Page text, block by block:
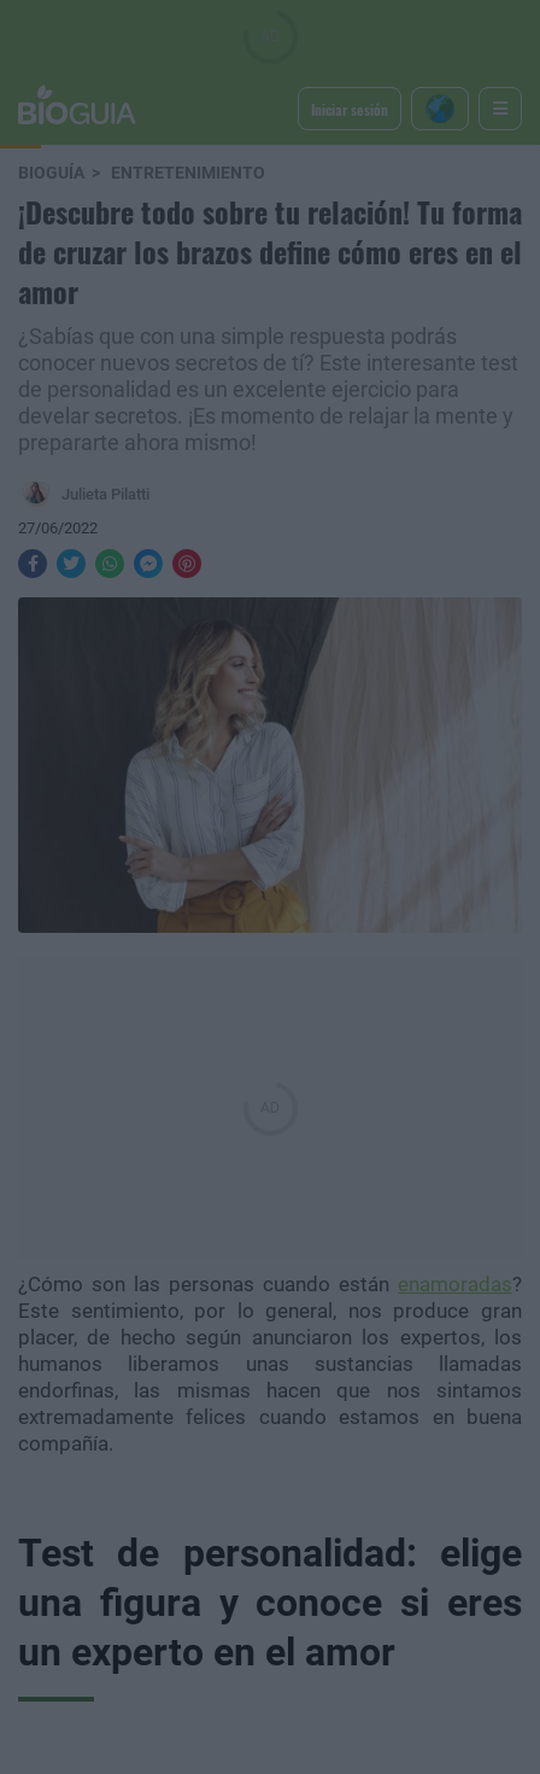
Iniciar sesión
BIOGUÍA ENTRETENIMIENTO
¡Descubre todo sobre tu relación! Tu forma
de cruzar los brazos define cómo eres en el
amor
¿Sabías que con una simple respuesta podrás
conocer nuevos secretos de tí? Este interesante test
de personalidad es un excelente ejercicio para
develar secretos. ¡Es momento de relajar la mente y
prepararte ahora mismo!
Julieta Pilatti
27/06/2022
¿Cómo son las personas cuando están enamoradas?
Este sentimiento, por lo general, nos produce gran
placer, de hecho según anunciaron los expertos, los
humanos liberamos unas sustancias llamadas
endorfinas, las mismas hacen que nos sintamos
extremadamente felices cuando estamos en buena
compañía.
Test de personalidad: elige
una figura y conoce si eres
un experto en el amor